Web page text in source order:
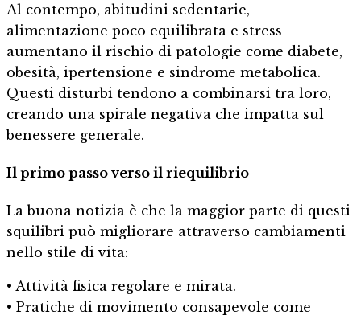
Al contempo, abitudini sedentarie,
alimentazione poco equilibrata e stress
aumentano il rischio di patologie come diabete,
obesità, ipertensione e sindrome metabolica.
Questi disturbi tendono a combinarsi tra loro,
creando una spirale negativa che impatta sul
benessere generale.
Il primo passo verso il riequilibrio
La buona notizia è che la maggior parte di questi
squilibri può migliorare attraverso cambiamenti
nello stile di vita:
• Attività fisica regolare e mirata.
• Pratiche di movimento consapevole come